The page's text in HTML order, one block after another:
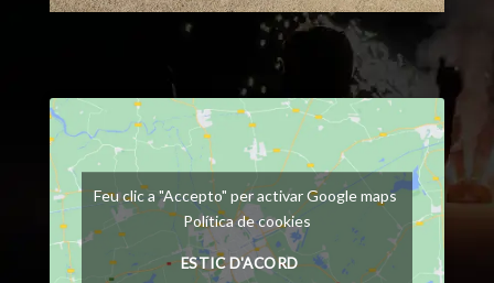
Feu clic a "Accepto" per activar Google maps
Política de cookies
ESTIC D'ACORD